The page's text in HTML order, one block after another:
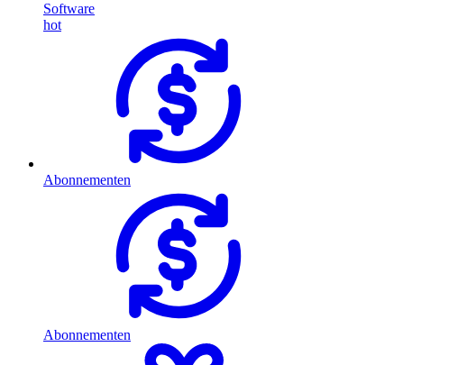
Software
hot
Abonnementen
Abonnementen